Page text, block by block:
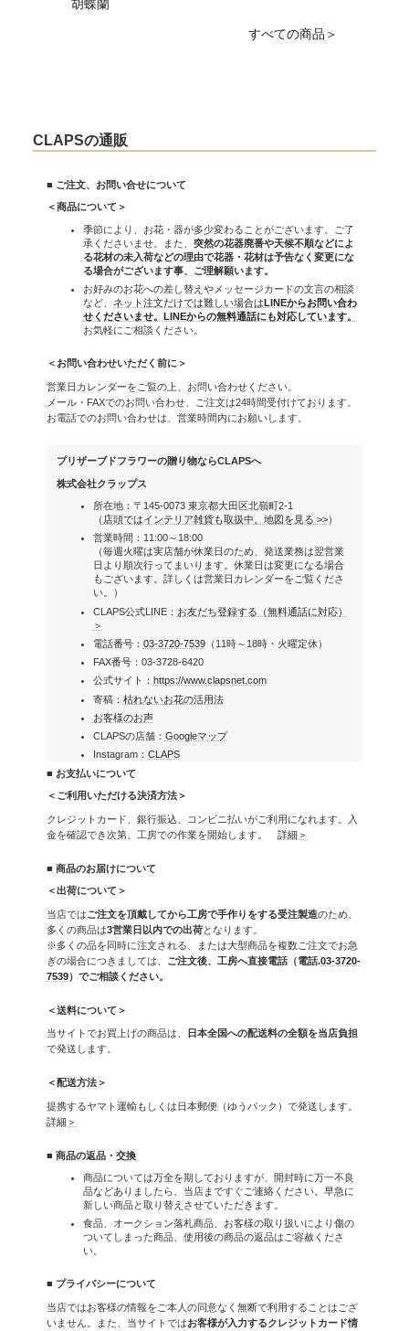
胡蝶蘭
すべての商品＞
CLAPSの通販
■ ご注文、お問い合せについて
＜商品について＞
季節により、お花・器が多少変わることがございます。ご了
承くださいませ。また、 突然の花器廃番や天候不順などによ
る花材の未入荷などの理由で花器・花材は予告なく変更にな
る場合がございます事、ご理解願います。
お好みのお花への差し替えやメッセージカードの文言の相談
など、 ネット注文だけでは難しい場合は LINEからお問い合わ
せくださいませ。LINEからの無料通話にも対応しています。
お気軽にご相談ください。
＜お問い合わせいただく前に＞
営業日カレンダーをご覧の上、お問い合わせください。
メール・FAXでのお問い合わせ、ご注文は24時間受付けております。
お電話でのお問い合わせは、営業時間内にお願いします。
プリザーブドフラワーの贈り物ならCLAPSへ
株式会社クラップス
所在地：〒145-0073 東京都大田区北嶺町2-1
（ 店頭ではインテリア雑貨も取扱中。地図を見る >>）
営業時間：11:00～18:00
（毎週火曜は実店舗が休業日のため、発送業務は翌営業
日より順次行ってまいります。休業日は変更になる場合
もございます。詳しくは営業日カレンダーをご覧くださ
い。）
CLAPS公式LINE： お友だち登録する（無料通話に対応）
＞
電話番号： 03-3720-7539（11時～18時・火曜定休）
FAX番号：03-3728-6420
公式サイト： https://www.clapsnet.com
寄稿： 枯れないお花の活用法
お客様のお声
CLAPSの店舗： Googleマップ
Instagram： CLAPS
■ お支払いについて
＜ご利用いただける決済方法＞
クレジットカード、銀行振込、コンビニ払いがご利用になれます。入
金を確認でき次第、工房での作業を開始します。 詳細＞
■ 商品のお届けについて
＜出荷について＞
当店ではご注文を頂戴してから工房で手作りをする受注製造のため、
多くの商品は3営業日以内での出荷となります。
※多くの品を同時に注文される、または大型商品を複数ご注文でお急
ぎの場合につきましては、 ご注文後、工房へ直接電話（電話.03-3720-
7539）でご相談ください。
＜送料について＞
当サイトでお買上げの商品は、
日本全国への配送料の全額を当店負担
で発送します。
＜配送方法＞
提携するヤマト運輸もしくは日本郵便（ゆうパック）で発送します。
詳細＞
■ 商品の返品・交換
商品については万全を期しておりますが、開封時に万一不良
品などありましたら、当店まですぐご連絡ください。早急に
新しい商品と取り替えさせていただきます。
食品、オークション落札商品、お客様の取り扱いにより傷の
ついてしまった商品、使用後の商品の返品はご容赦くださ
い。
■ プライバシーについて
当店ではお客様の情報をご本人の同意なく無断で利用することはござ
いません。また、当サイトではお客様が入力するクレジットカード情